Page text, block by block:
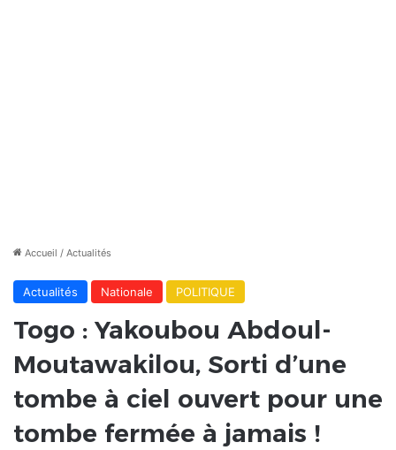
Accueil / Actualités
Actualités Nationale POLITIQUE
Togo : Yakoubou Abdoul-
Moutawakilou, Sorti d’une
tombe à ciel ouvert pour une
tombe fermée à jamais !